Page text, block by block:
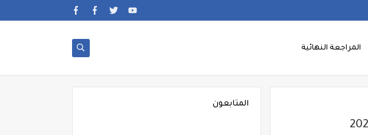
المراجعة النهائية
المتابعون